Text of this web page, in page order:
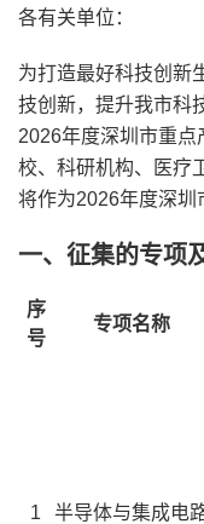
各有关单位：
为打造最好科技创新
技创新，提升我市科
2026年度深圳市重
校、科研机构、医疗
将作为2026年度深圳
一、征集的专项
序
号
专项名称
1 半导体与集成电